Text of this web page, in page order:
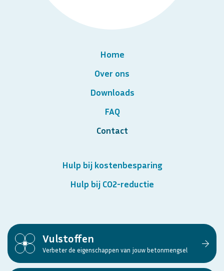
Home
Over ons
Downloads
FAQ
Contact
Hulp bij kostenbesparing
Hulp bij CO2-reductie
Vulstoffen
Verbeter de eigenschappen van jouw betonmengsel